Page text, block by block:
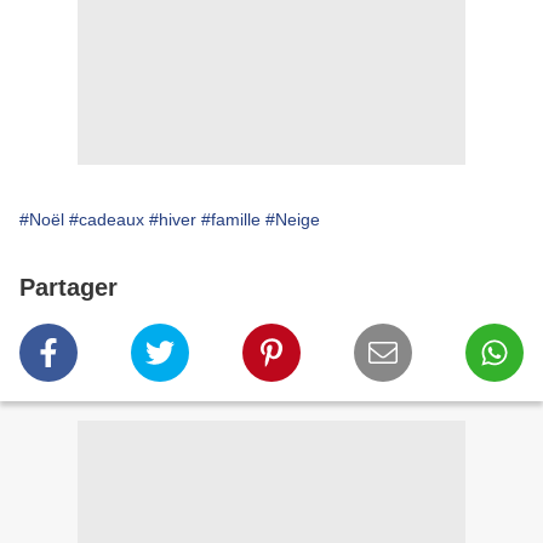
#Noël #cadeaux #hiver #famille #Neige
Partager